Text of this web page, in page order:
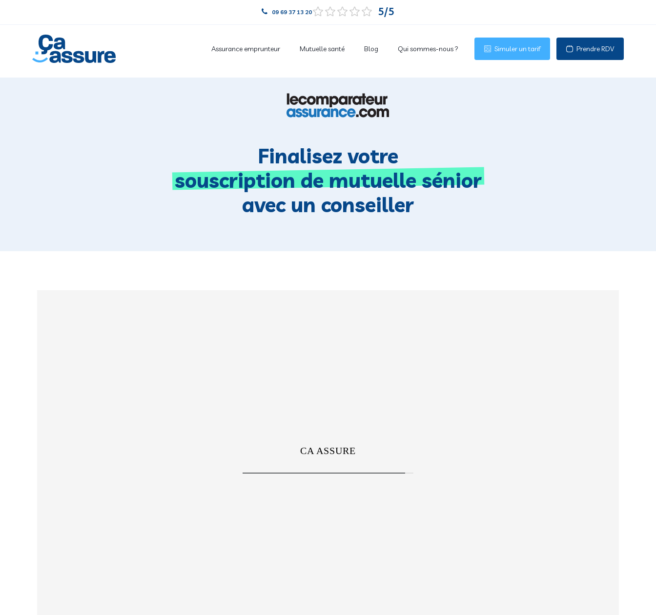
09 69 37 13 20 5
Assurance emprunteur Mutuelle santé Blog Qui sommes-nous ? Simuler un tarif Prendre RDV
Finalisez votre
souscription de mutuelle sénior
avec un conseiller